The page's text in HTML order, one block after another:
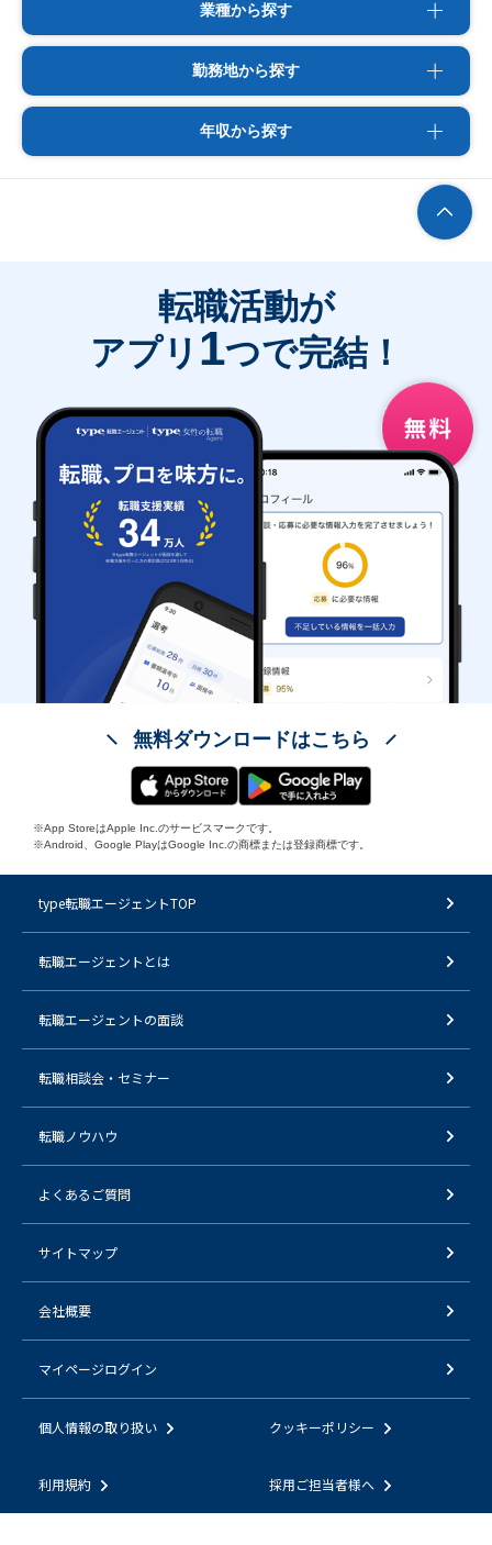
業種から探す
勤務地から探す
年収から探す
転職活動が
アプリ 1つで完結！
無料ダウンロードはこちら
※App StoreはApple Inc.のサービスマークです。
※Android、Google PlayはGoogle Inc.の商標または登録商標です。
type転職エージェントTOP
転職エージェントとは
転職エージェントの面談
転職相談会・セミナー
転職ノウハウ
よくあるご質問
サイトマップ
会社概要
マイページログイン
個人情報の取り扱い クッキーポリシー
利用規約 採用ご担当者様へ